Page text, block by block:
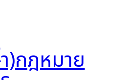
)กฎหมาย